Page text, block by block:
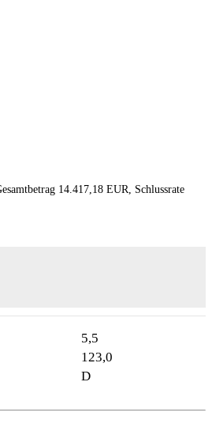
14.417,18 EUR, Schlussrate
5,5
123,0
D